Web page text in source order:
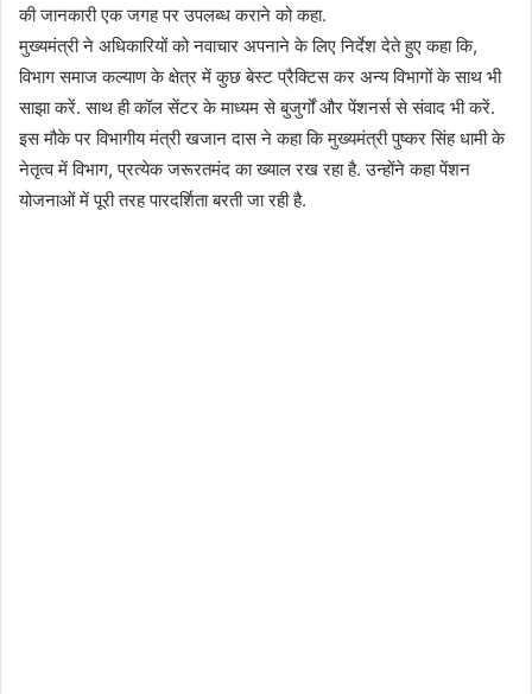
की जानकारी एक जगह पर उपलब्ध कराने को कहा.
मुख्यमंत्री ने अधिकारियों को नवाचार अपनाने के लिए निर्देश देते हुए कहा कि,
विभाग समाज कल्याण के क्षेत्र में कुछ बेस्ट प्रैक्टिस कर अन्य विभागों के साथ भी
साझा करें. साथ ही कॉल सेंटर के माध्यम से बुजुर्गों और पेंशनर्स से संवाद भी करें.
इस मौके पर विभागीय मंत्री खजान दास ने कहा कि मुख्यमंत्री पुष्कर सिंह धामी के
नेतृत्व में विभाग, प्रत्येक जरूरतमंद का ख्याल रख रहा है. उन्होंने कहा पेंशन
योजनाओं में पूरी तरह पारदर्शिता बरती जा रही है.